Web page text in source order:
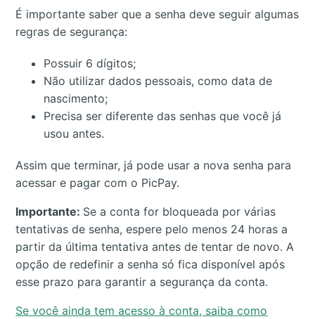
É importante saber que a senha deve seguir algumas
regras de segurança:
Possuir 6 dígitos;
Não utilizar dados pessoais, como data de
nascimento;
Precisa ser diferente das senhas que você já
usou antes.
Assim que terminar, já pode usar a nova senha para
acessar e pagar com o PicPay.
Importante: Se a conta for bloqueada por várias
tentativas de senha, espere pelo menos 24 horas a
partir da última tentativa antes de tentar de novo. A
opção de redefinir a senha só fica disponível após
esse prazo para garantir a segurança da conta.
Se você ainda tem acesso à conta, saiba como